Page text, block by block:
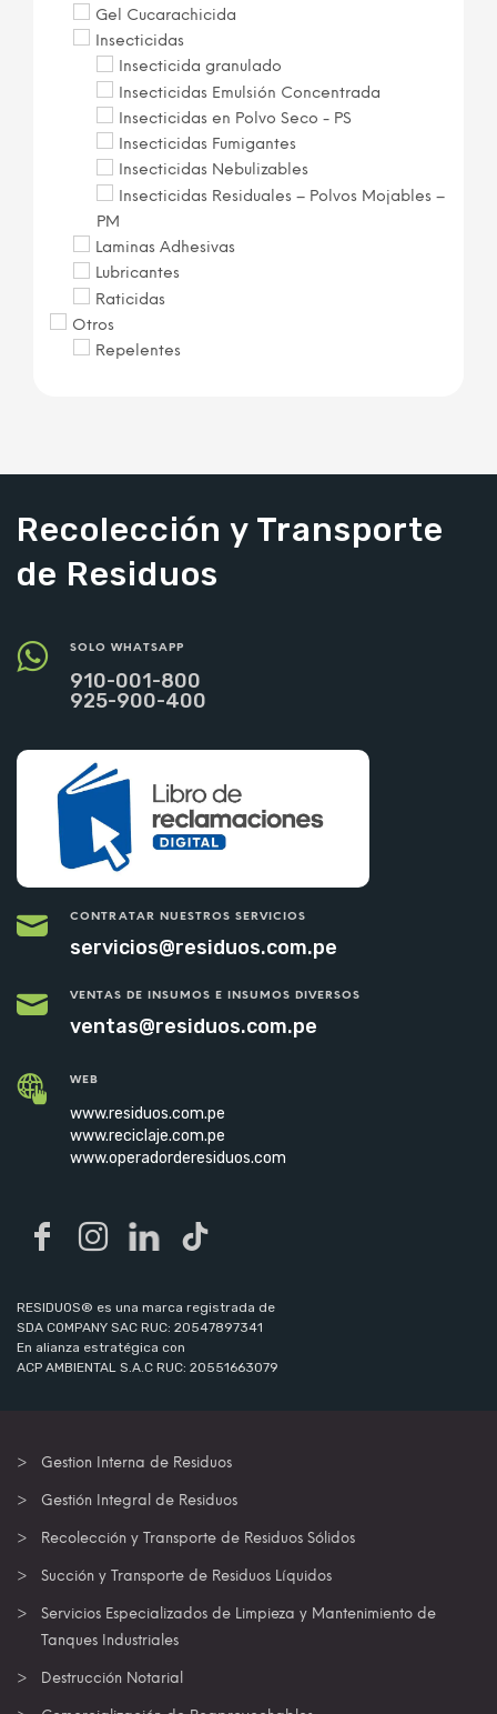
Gel Cucarachicida
Insecticidas
Insecticida granulado
Insecticidas Emulsión Concentrada
Insecticidas en Polvo Seco - PS
Insecticidas Fumigantes
Insecticidas Nebulizables
Insecticidas Residuales – Polvos Mojables –
PM
Laminas Adhesivas
Lubricantes
Raticidas
Otros
Repelentes
Recolección y Transporte
de Residuos
SOLO WHATSAPP
910-001-800
925-900-400
CONTRATAR NUESTROS SERVICIOS
servicios@residuos.com.pe
VENTAS DE INSUMOS E INSUMOS DIVERSOS
ventas@residuos.com.pe
WEB
www.residuos.com.pe
www.reciclaje.com.pe
www.operadorderesiduos.com
RESIDUOS® es una marca registrada de
SDA COMPANY SAC RUC: 20547897341
En alianza estratégica con
ACP AMBIENTAL S.A.C RUC: 20551663079
Gestion Interna de Residuos
Gestión Integral de Residuos
Recolección y Transporte de Residuos Sólidos
Succión y Transporte de Residuos Líquidos
Servicios Especializados de Limpieza y Mantenimiento de
Tanques Industriales
Destrucción Notarial